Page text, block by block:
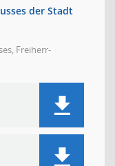
der Stadt
Freiherr-